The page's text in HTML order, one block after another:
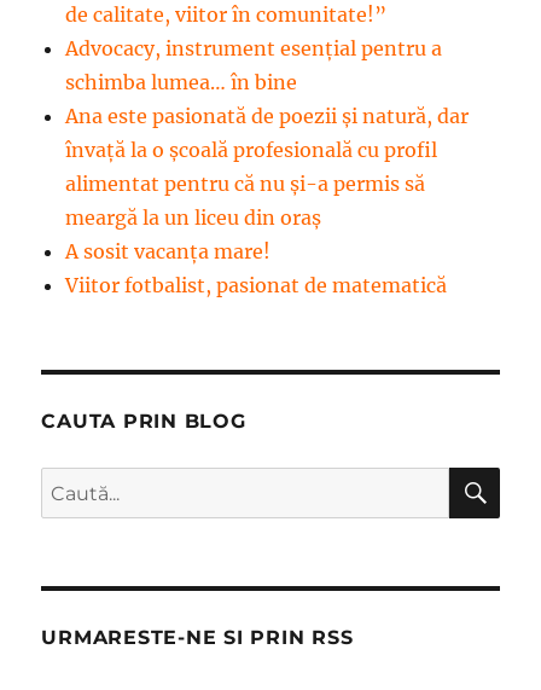
de calitate, viitor în comunitate!”
Advocacy, instrument esenţial pentru a
schimba lumea… în bine
Ana este pasionată de poezii și natură, dar
învață la o școală profesională cu profil
alimentat pentru că nu și-a permis să
meargă la un liceu din oraș
A sosit vacanța mare!
Viitor fotbalist, pasionat de matematică
CAUTA PRIN BLOG
Caută
după:
URMARESTE-NE SI PRIN RSS